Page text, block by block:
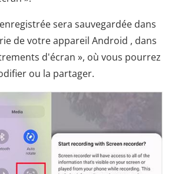
sera sauvegardée dans
de votre appareil Android , dans
d'écran », où vous pourrez
ou la partager.